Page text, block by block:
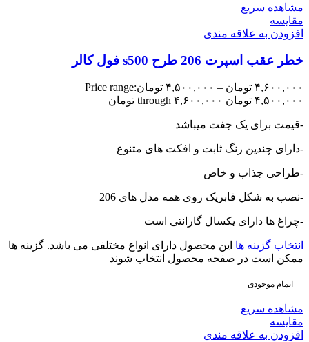
مشاهده سریع
مقایسه
افزودن به علاقه مندی
خطر عقب اسپرت 206 طرح s500 فول کالر
۴,۶۰۰,۰۰۰ تومان – ۴,۵۰۰,۰۰۰ تومانPrice range:
۴,۵۰۰,۰۰۰ تومان through ۴,۶۰۰,۰۰۰ تومان
-قیمت برای یک جفت میباشد
-دارای چندین رنگ ثابت و افکت های متنوع
-طراحی جذاب و خاص
-نصب به شکل فابریک روی همه مدل های 206
-چراغ ها دارای یکسال گارانتی است
انتخاب گزینه ها این محصول دارای انواع مختلفی می باشد. گزینه ها
ممکن است در صفحه محصول انتخاب شوند
اتمام موجودی
مشاهده سریع
مقایسه
افزودن به علاقه مندی